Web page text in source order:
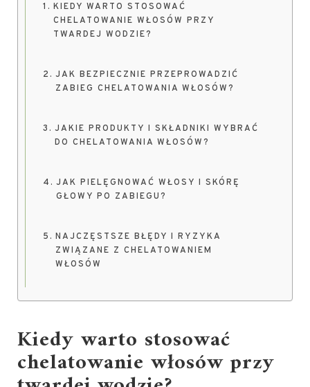
KIEDY WARTO STOSOWAĆ
CHELATOWANIE WŁOSÓW PRZY
TWARDEJ WODZIE?
JAK BEZPIECZNIE PRZEPROWADZIĆ
ZABIEG CHELATOWANIA WŁOSÓW?
JAKIE PRODUKTY I SKŁADNIKI WYBRAĆ
DO CHELATOWANIA WŁOSÓW?
JAK PIELĘGNOWAĆ WŁOSY I SKÓRĘ
GŁOWY PO ZABIEGU?
NAJCZĘSTSZE BŁĘDY I RYZYKA
ZWIĄZANE Z CHELATOWANIEM
WŁOSÓW
Kiedy warto stosować
chelatowanie włosów przy